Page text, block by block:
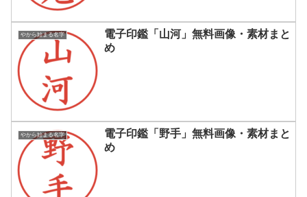
やから始まる名字
電子印鑑「山河」無料画像・素材まと
め
やから始まる名字
電子印鑑「野手」無料画像・素材まと
め